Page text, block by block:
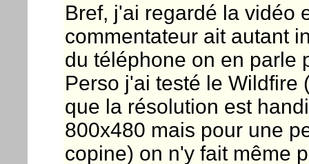
Bref, j'ai regardé la vidéo
commentateur ait autant
du téléphone on en parle
Perso j'ai testé le Wildfire
que la résolution est
800x480 mais pour une
copine) on n'y fait même